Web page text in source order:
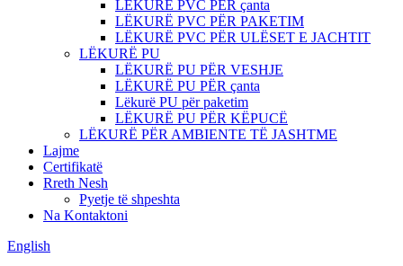
LËKURË PVC PËR çanta
LËKURË PVC PËR PAKETIM
LËKURË PVC PËR ULËSET E JACHTIT
LËKURË PU
LËKURË PU PËR VESHJE
LËKURË PU PËR çanta
Lëkurë PU për paketim
LËKURË PU PËR KËPUCË
LËKURË PËR AMBIENTE TË JASHTME
Lajme
Certifikatë
Rreth Nesh
Pyetje të shpeshta
Na Kontaktoni
English